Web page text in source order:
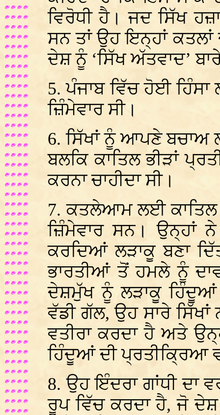
ਵਿਰੋਧੀ ਹੈ। ਜਦ ਸਿੱਖ
ਸਨ ਤਾਂ ਉਹ ਇਨ੍ਹਾਂ ਕਤਲਾਂ
ਦੇਸ਼ ਨੂੰ ‘ਸਿੱਖ ਅੱਤਵਾਦ’
5. ਪੰਜਾਬ ਵਿੱਚ ਹੋਈ
ਜ਼ਿੰਮੇਵਾਰ ਸੀ।
6. ਸਿੱਖਾਂ ਨੂੰ ਆਪਣੇ ਬਚਾਅ
ਬਲਕਿ ਕਾਤਿਲ ਭੀੜਾਂ
ਕਰਨਾ ਚਾਹੀਦਾ ਸੀ।
7. ਕਤਲੇਆਮ ਲਈ ਕਾਤਿਲ
ਜ਼ਿੰਮੇਵਾਰ ਸਨ। ਉਨ੍ਹਾਂ
ਕਰਦਿਆਂ ਲੜਾਕੂ ਬਣਾ
ਭਾਰਤੀਆਂ ਤੋਂ ਹਮਲੇ ਨੂੰ
ਦੇਸ਼ਮੁੱਖ ਨੂੰ ਲੜਾਕੂ
ਵੱਡੀ ਗੱਲ, ਉਹ ਸਾਰੇ ਸਿੱਖਾਂ
ਵਤੀਰਾ ਕਰਦਾ ਹੈ ਅਤੇ
ਹਿੰਦੂਆਂ ਦੀ ਪ੍ਰਤੀਕ੍ਰਿਆ
8. ਉਹ ਇੰਦਰਾ ਗਾਂਧੀ ਦਾ
ਰੂਪ ਵਿੱਚ ਕਰਦਾ ਹੈ, ਜੋ